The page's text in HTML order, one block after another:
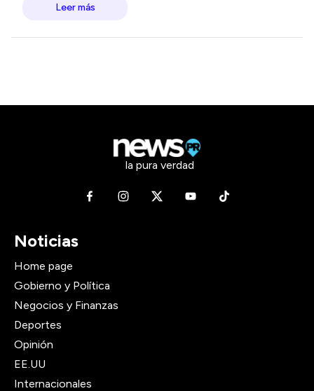
Leer más
la pura verdad
Noticias
Home page
Gobierno y Política
Negocios y Finanzas
Deportes
Opinión
EE.UU
Internacionales